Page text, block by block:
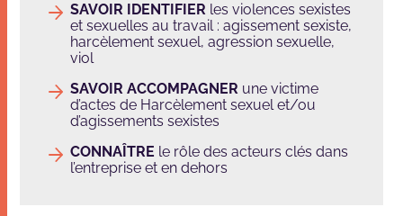
SAVOIR IDENTIFIER les violences sexistes
et sexuelles au travail : agissement sexiste,
harcèlement sexuel, agression sexuelle,
viol
SAVOIR ACCOMPAGNER une victime
d’actes de Harcèlement sexuel et/ou
d’agissements sexistes
CONNAÎTRE le rôle des acteurs clés dans
l’entreprise et en dehors